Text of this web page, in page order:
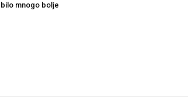
mnogo bolje